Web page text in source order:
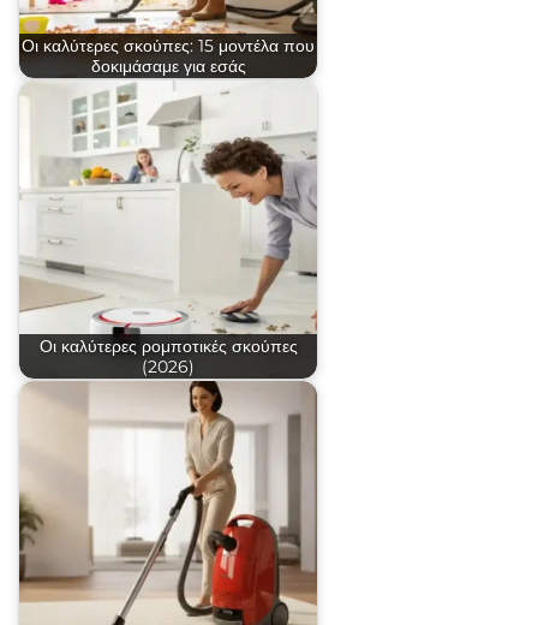
Οι καλύτερες σκούπες: 15 μοντέλα που
δοκιμάσαμε για εσάς
Οι καλύτερες ρομποτικές σκούπες
(2026)